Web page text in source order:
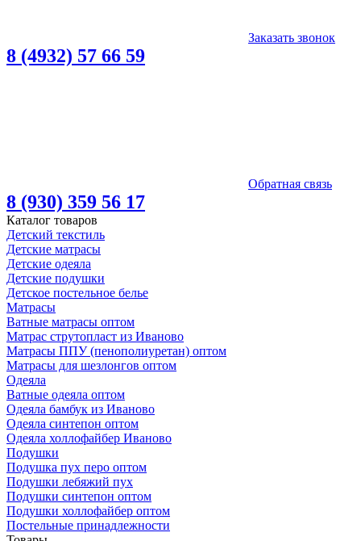
Заказать звонок
8 (4932) 57 66 59
Обратная связь
8 (930) 359 56 17
Каталог товаров
Детский текстиль
Детские матрасы
Детские одеяла
Детские подушки
Детское постельное белье
Матрасы
Ватные матрасы оптом
Матрас струтопласт из Иваново
Матрасы ППУ (пенополиуретан) оптом
Матрасы для шезлонгов оптом
Одеяла
Ватные одеяла оптом
Одеяла бамбук из Иваново
Одеяла синтепон оптом
Одеяла холлофайбер Иваново
Подушки
Подушка пух перо оптом
Подушки лебяжий пух
Подушки синтепон оптом
Подушки холлофайбер оптом
Постельные принадлежности